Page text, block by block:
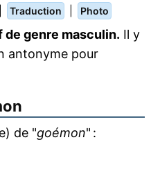
Traduction Photo
de genre masculin. Il y
antonyme pour
de "goémon" :